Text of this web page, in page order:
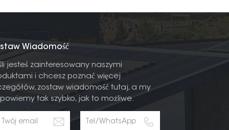
Wiadomość
jesteś zainteresowany naszymi
i chcesz poznać więcej
zostaw wiadomość tutaj, a my
tak szybko, jak to możliwe.